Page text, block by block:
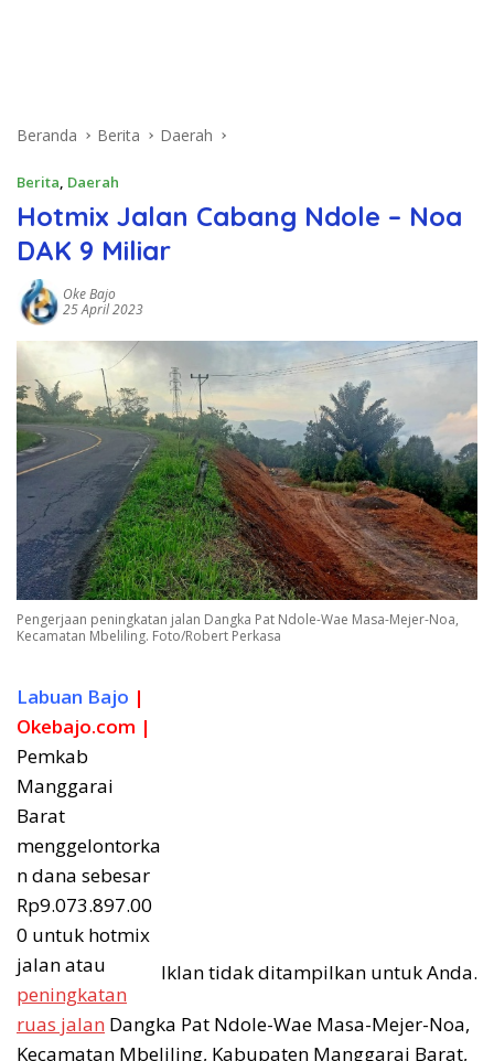
Beranda Berita Daerah
Berita, Daerah
Hotmix Jalan Cabang Ndole – Noa
DAK 9 Miliar
Oke Bajo
25 April 2023
Pengerjaan peningkatan jalan Dangka Pat Ndole-Wae Masa-Mejer-Noa,
Kecamatan Mbeliling. Foto/Robert Perkasa
Iklan tidak ditampilkan untuk Anda.
Labuan Bajo |
Okebajo.com |
Pemkab
Manggarai
Barat
menggelontorka
n dana sebesar
Rp9.073.897.00
0 untuk hotmix
jalan atau
peningkatan
ruas jalan Dangka Pat Ndole-Wae Masa-Mejer-Noa,
Kecamatan Mbeliling, Kabupaten Manggarai Barat,